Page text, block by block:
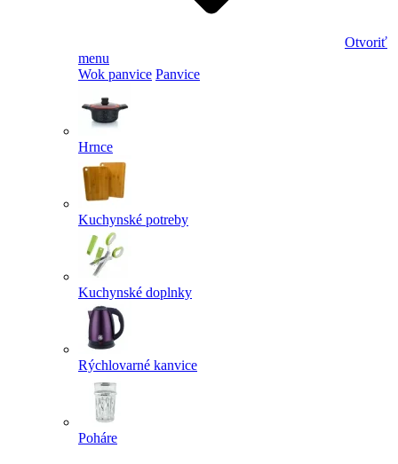
Otvoriť
menu
Wok panvice Panvice
Hrnce
Kuchynské potreby
Kuchynské doplnky
Rýchlovarné kanvice
Poháre